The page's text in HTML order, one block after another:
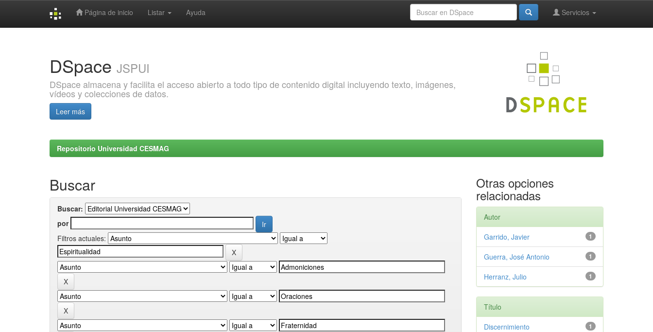
Página de inicio Listar Ayuda Servicios
DSpace JSPUI
DSpace almacena y facilita el acceso abierto a todo tipo de contenido digital incluyendo texto, imágenes,
vídeos y colecciones de datos.
Leer más
Repositorio Universidad CESMAG
Buscar
Buscar:
por
Filtros actuales:
Otras opciones
relacionadas
Autor
1
Garrido, Javier
1
Guerra, José Antonio
1
Herranz, Julio
Título
1
Discernimiento